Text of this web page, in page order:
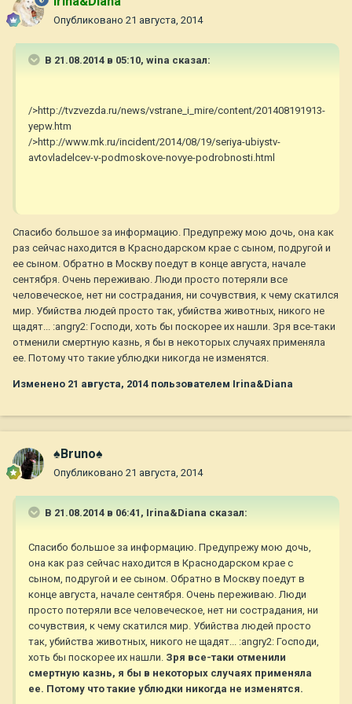
Опубликовано 21 августа, 2014
В 21.08.2014 в 05:10, wina сказал:
/>http://tvzvezda.ru/news/vstrane_i_mire/content/201408191913-
yepw.htm
/>http://www.mk.ru/incident/2014/08/19/seriya-ubiystv-
avtovladelcev-v-podmoskove-novye-podrobnosti.html
Спасибо большое за информацию. Предупрежу мою дочь, она как
раз сейчас находится в Краснодарском крае с сыном, подругой и
ее сыном. Обратно в Москву поедут в конце августа, начале
сентября. Очень переживаю. Люди просто потеряли все
человеческое, нет ни сострадания, ни сочувствия, к чему скатился
мир. Убийства людей просто так, убийства животных, никого не
щадят... :angry2: Господи, хоть бы поскорее их нашли. Зря все-таки
отменили смертную казнь, я бы в некоторых случаях применяла
ее. Потому что такие ублюдки никогда не изменятся.
Изменено 21 августа, 2014 пользователем Irina&Diana
♠Bruno♠
Опубликовано 21 августа, 2014
В 21.08.2014 в 06:41, Irina&Diana сказал:
Спасибо большое за информацию. Предупрежу мою дочь,
она как раз сейчас находится в Краснодарском крае с
сыном, подругой и ее сыном. Обратно в Москву поедут в
конце августа, начале сентября. Очень переживаю. Люди
просто потеряли все человеческое, нет ни сострадания, ни
сочувствия, к чему скатился мир. Убийства людей просто
так, убийства животных, никого не щадят... :angry2: Господи,
хоть бы поскорее их нашли. Зря все-таки отменили
смертную казнь, я бы в некоторых случаях применяла
ее. Потому что такие ублюдки никогда не изменятся.